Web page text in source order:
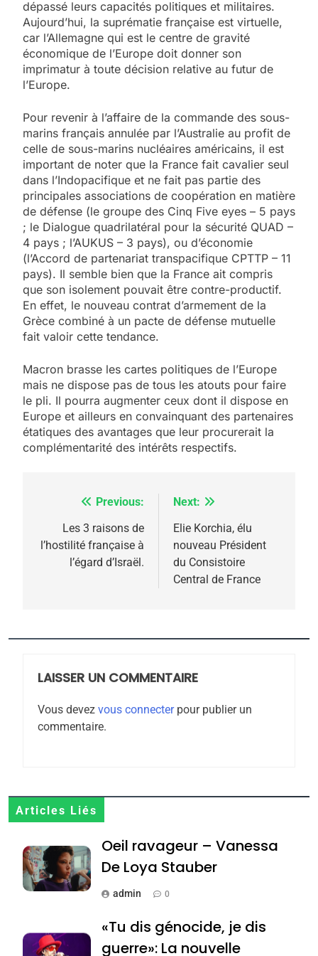
dépassé leurs capacités politiques et militaires.
Aujourd’hui, la suprématie française est virtuelle,
car l’Allemagne qui est le centre de gravité
économique de l’Europe doit donner son
imprimatur à toute décision relative au futur de
l’Europe.
Pour revenir à l’affaire de la commande des sous-
marins français annulée par l’Australie au profit de
celle de sous-marins nucléaires américains, il est
important de noter que la France fait cavalier seul
dans l’Indopacifique et ne fait pas partie des
principales associations de coopération en matière
de défense (le groupe des Cinq Five eyes – 5 pays
; le Dialogue quadrilatéral pour la sécurité QUAD –
4 pays ; l’AUKUS – 3 pays), ou d’économie
(l’Accord de partenariat transpacifique CPTTP – 11
pays). Il semble bien que la France ait compris
que son isolement pouvait être contre-productif.
En effet, le nouveau contrat d’armement de la
Grèce combiné à un pacte de défense mutuelle
fait valoir cette tendance.
Macron brasse les cartes politiques de l’Europe
mais ne dispose pas de tous les atouts pour faire
le pli. Il pourra augmenter ceux dont il dispose en
Europe et ailleurs en convainquant des partenaires
étatiques des avantages que leur procurerait la
complémentarité des intérêts respectifs.
Navigation
l’article
Previous:
Les 3 raisons de
l’hostilité française à
l’égard d’Israël.
Next:
Elie Korchia, élu
nouveau Président
du Consistoire
Central de France
LAISSER UN COMMENTAIRE
Vous devez vous connecterpour publier un
commentaire.
Articles Liés
Oeil ravageur – Vanessa
De Loya Stauber
admin 0
«Tu dis génocide, je dis
guerre»: La nouvelle
2025, l’année la plus
meurtrière selon le
rapport d’ADL contre
ISRAÉL
FIÈRE, DIGNE ET RÉSILIENTE :
MA JUDAÏTE par Thérèse
ISRAÉL JUDAISME
7
8
Tafraout, le miel de Tadla
Azilal consacrés produits
du terroir
DAFINA MAROC
Oeil ravageur – Vanessa
De Loya Stauber